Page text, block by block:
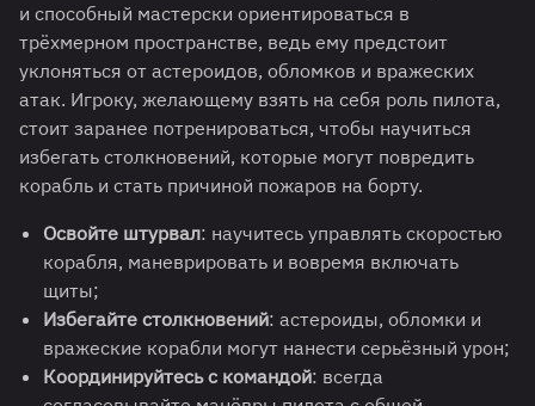
и способный мастерски ориентироваться в
трёхмерном пространстве, ведь ему предстоит
уклоняться от астероидов, обломков и вражеских
атак. Игроку, желающему взять на себя роль пилота,
стоит заранее потренироваться, чтобы научиться
избегать столкновений, которые могут повредить
корабль и стать причиной пожаров на борту.
Освойте штурвал: научитесь управлять скоростью
корабля, маневрировать и вовремя включать
щиты;
Избегайте столкновений: астероиды, обломки и
вражеские корабли могут нанести серьёзный урон;
Координируйтесь с командой: всегда